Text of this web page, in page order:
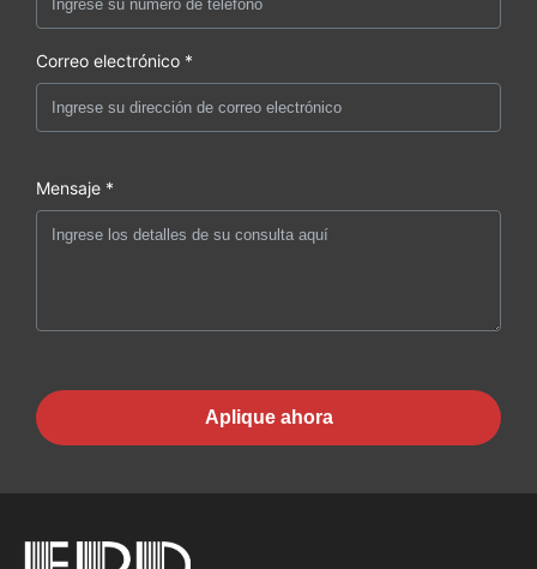
Correo electrónico *
Mensaje *
Aplique ahora